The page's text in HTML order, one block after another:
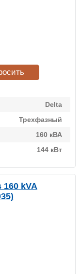
Delta
Трехфазный
160 кВА
144 кВт
kVA